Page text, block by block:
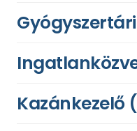
Kazánkezelő